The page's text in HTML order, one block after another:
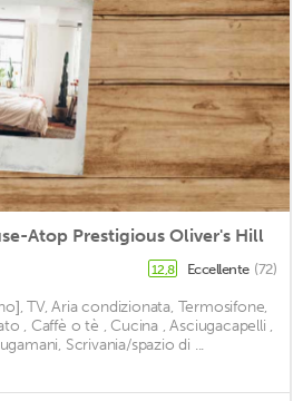
Atop Prestigious Oliver's Hill
12,8 Eccellente (72)
TV, Aria condizionata, Termosifone,
, Caffè o tè , Cucina , Asciugacapelli ,
Scrivania/spazio di ...